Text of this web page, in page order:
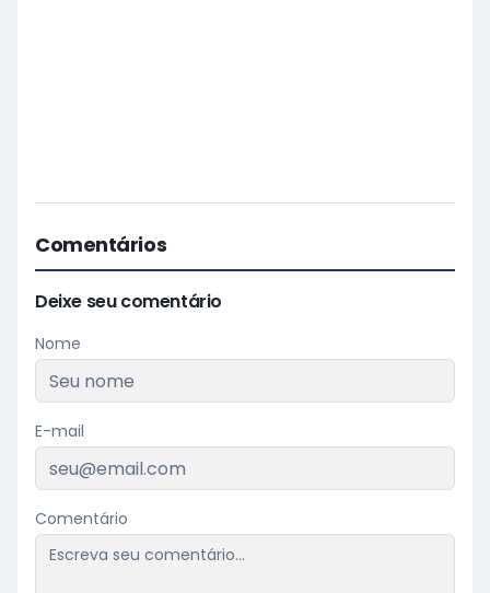
Comentários
Deixe seu comentário
Nome
E-mail
Comentário